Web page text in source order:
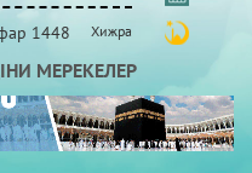
1448 Хижра
МЕРЕКЕЛЕР